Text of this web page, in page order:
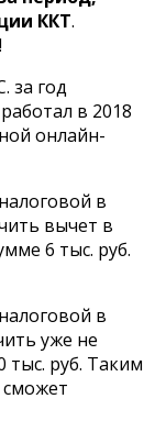
ККТ.
за год
в 2018
онлайн-
в
вычет в
6 тыс. руб.
в
уже не
тыс. руб. Таким